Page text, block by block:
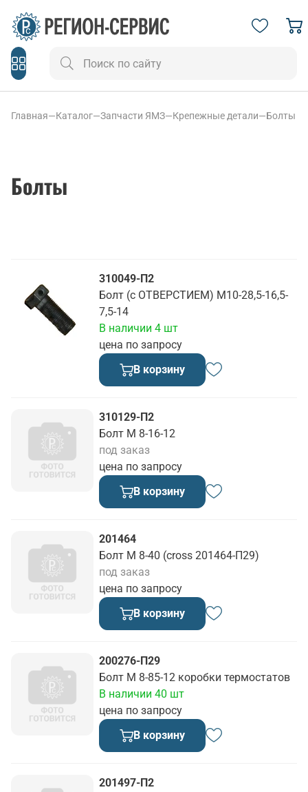
Главная—Каталог—Запчасти ЯМЗ—Крепежные детали—Болты
Болты
310049-П2
Болт (с ОТВЕРСТИЕМ) М10-28,5-16,5-
7,5-14
цена по запросу
В наличии 4 шт
В корзину
310129-П2
Болт М 8-16-12
цена по запросу
под заказ
В корзину
201464
Болт М 8-40 (cross 201464-П29)
цена по запросу
под заказ
В корзину
200276-П29
Болт М 8-85-12 коробки термостатов
цена по запросу
В наличии 40 шт
В корзину
201497-П2